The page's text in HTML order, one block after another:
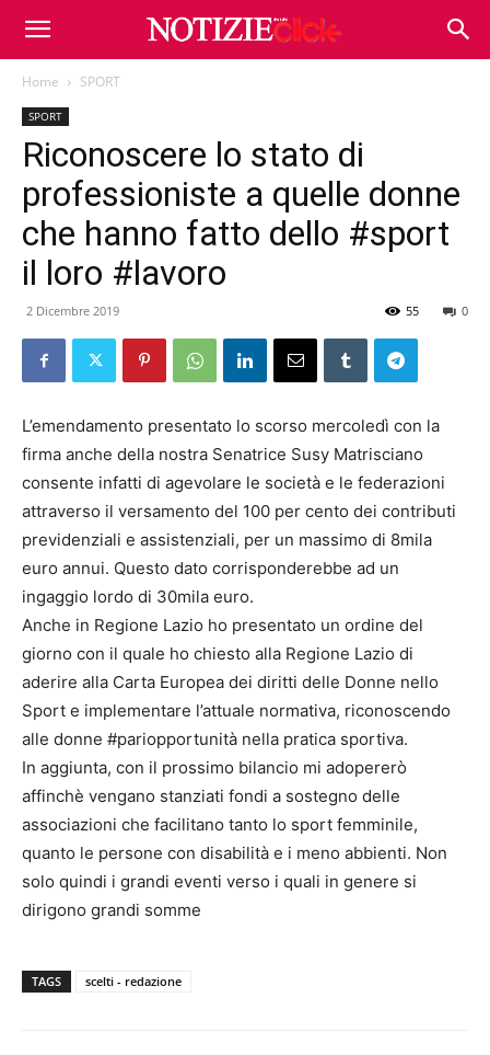
Home SPORT
SPORT
Riconoscere lo stato di
professioniste a quelle donne
che hanno fatto dello #sport
il loro #lavoro
2 Dicembre 2019 0
55
L’emendamento presentato lo scorso mercoledì con la
firma anche della nostra Senatrice Susy Matrisciano
consente infatti di agevolare le società e le federazioni
attraverso il versamento del 100 per cento dei contributi
previdenziali e assistenziali, per un massimo di 8mila
euro annui. Questo dato corrisponderebbe ad un
ingaggio lordo di 30mila euro.
Anche in Regione Lazio ho presentato un ordine del
giorno con il quale ho chiesto alla Regione Lazio di
aderire alla Carta Europea dei diritti delle Donne nello
Sport e implementare l’attuale normativa, riconoscendo
alle donne #pariopportunità nella pratica sportiva.
In aggiunta, con il prossimo bilancio mi adopererò
affinchè vengano stanziati fondi a sostegno delle
associazioni che facilitano tanto lo sport femminile,
quanto le persone con disabilità e i meno abbienti. Non
solo quindi i grandi eventi verso i quali in genere si
dirigono grandi somme
TAGS scelti - redazione